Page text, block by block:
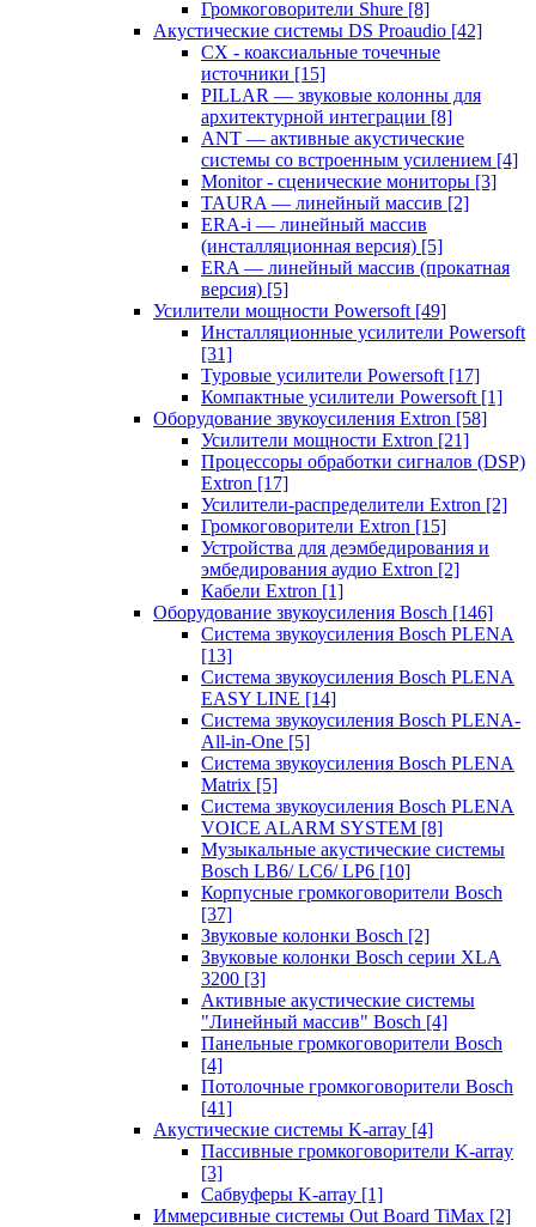
Громкоговорители Shure [8]
Акустические системы DS Proaudio [42]
CX - коаксиальные точечные
источники [15]
PILLAR — звуковые колонны для
архитектурной интеграции [8]
ANT — активные акустические
системы со встроенным усилением [4]
Monitor - сценические мониторы [3]
TAURA — линейный массив [2]
ERA-i — линейный массив
(инсталляционная версия) [5]
ERA — линейный массив (прокатная
версия) [5]
Усилители мощности Powersoft [49]
Инсталляционные усилители Powersoft
[31]
Туровые усилители Powersoft [17]
Компактные усилители Powersoft [1]
Оборудование звукоусиления Extron [58]
Усилители мощности Extron [21]
Процессоры обработки сигналов (DSP)
Extron [17]
Усилители-распределители Extron [2]
Громкоговорители Extron [15]
Устройства для деэмбедирования и
эмбедирования аудио Extron [2]
Кабели Extron [1]
Оборудование звукоусиления Bosch [146]
Система звукоусиления Bosch PLENA
[13]
Система звукоусиления Bosch PLENA
EASY LINE [14]
Система звукоусиления Bosch PLENA-
All-in-One [5]
Система звукоусиления Bosch PLENA
Matrix [5]
Система звукоусиления Bosch PLENA
VOICE ALARM SYSTEM [8]
Музыкальные акустические системы
Bosch LB6/ LC6/ LP6 [10]
Корпусные громкоговорители Bosch
[37]
Звуковые колонки Bosch [2]
Звуковые колонки Bosch серии XLA
3200 [3]
Активные акустические системы
"Линейный массив" Bosch [4]
Панельные громкоговорители Bosch
[4]
Потолочные громкоговорители Bosch
[41]
Акустические системы K-array [4]
Пассивные громкоговорители K-array
[3]
Сабвуферы K-array [1]
Иммерсивные системы Out Board TiMax [2]